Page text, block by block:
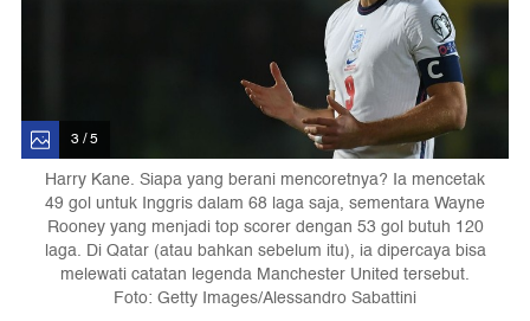
3 / 5
Harry Kane. Siapa yang berani mencoretnya? Ia mencetak
49 gol untuk Inggris dalam 68 laga saja, sementara Wayne
Rooney yang menjadi top scorer dengan 53 gol butuh 120
laga. Di Qatar (atau bahkan sebelum itu), ia dipercaya bisa
melewati catatan legenda Manchester United tersebut.
Foto: Getty Images/Alessandro Sabattini